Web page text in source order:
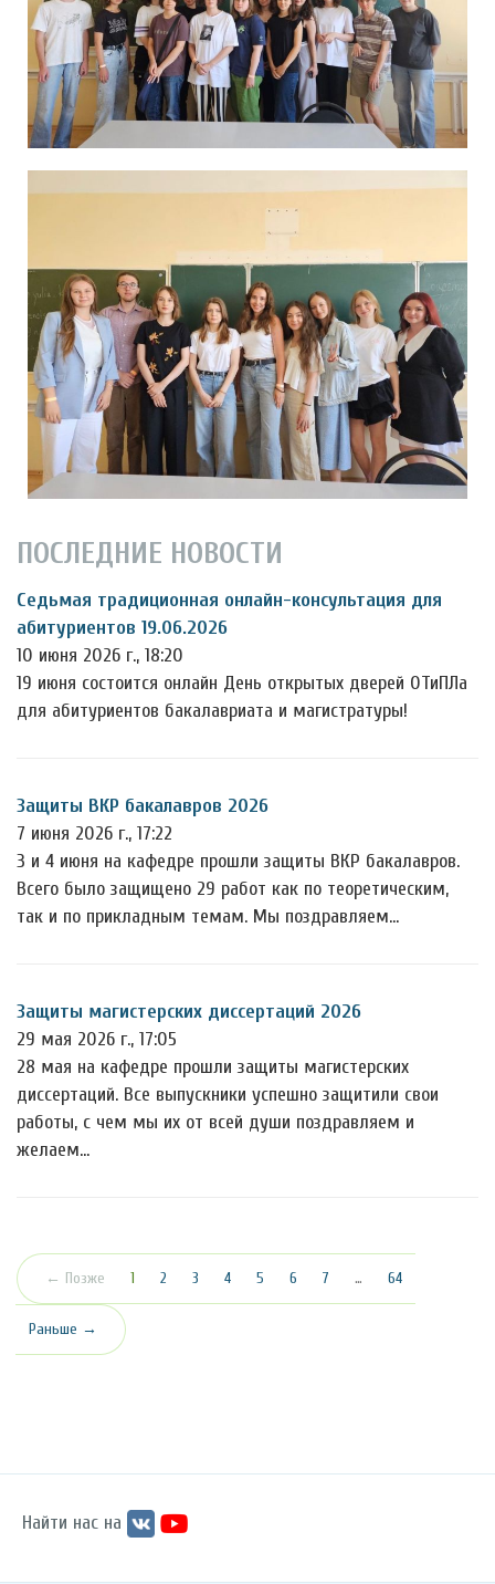
ПОСЛЕДНИЕ НОВОСТИ
Седьмая традиционная онлайн-консультация для
абитуриентов 19.06.2026
10 июня 2026 г., 18:20
19 июня состоится онлайн День открытых дверей ОТиПЛа
для абитуриентов бакалавриата и магистратуры!
Защиты ВКР бакалавров 2026
7 июня 2026 г., 17:22
3 и 4 июня на кафедре прошли защиты ВКР бакалавров.
Всего было защищено 29 работ как по теоретическим,
так и по прикладным темам. Мы поздравляем…
Защиты магистерских диссертаций 2026
29 мая 2026 г., 17:05
28 мая на кафедре прошли защиты магистерских
диссертаций. Все выпускники успешно защитили свои
работы, с чем мы их от всей души поздравляем и
желаем…
← Позже 1 (текущая)
2 3 4 5 6 7 … 64
Раньше →
Найти нас на